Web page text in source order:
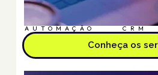
AUTOMAÇÃO CRM
Conheça os